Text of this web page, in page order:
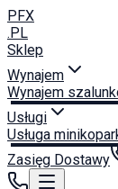
PFX
.PL
Sklep
Wynajem
Wynajem
Usługi
Usługa
Zasięg Dostawy